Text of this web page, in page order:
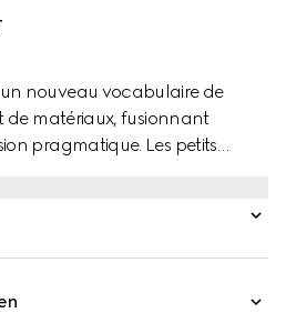
nouveau vocabulaire de
de matériaux, fusionnant
pragmatique. Les petits